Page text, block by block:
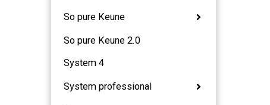
So pure Keune
So pure Keune 2.0
System 4
System professional